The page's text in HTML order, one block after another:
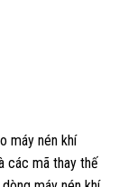
máy nén khí
các mã thay thế